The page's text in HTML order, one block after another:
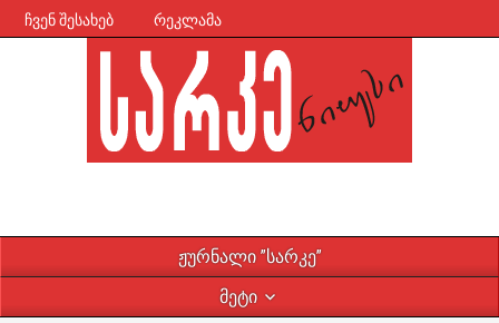
ჩვენ შესახებ რეკლამა
ჟურნალი ”სარკე”
მეტი